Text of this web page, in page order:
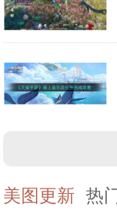
美图更新 热